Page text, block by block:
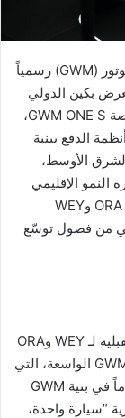
بكين، 11 مايو 2026: كشفت شركة جريت وول موتور (GWM) رسمياً
بكين الدولي
للسيارات 2026، تتصدرها الانطلاقة العالمية لمنصة GWM ONE S،
الدفع ببنية
الأوسط،
النمو الإقليمي
للشركة، HAVAL وTANK، في حين تستعد علامتا ORA وWEY
من فصول توسّع
تستند علامات HAVAL وTANK والتشكيلة المستقبلية لـ WEY وORA
جميعها إلى منظومة منصة GWM ONE S (Gui Yuan) الواسعة، التي
أُطلقت في يناير 2026 بوصفها التطور الأكثر تقدّماً في بنية GWM
“سيارة واحدة،